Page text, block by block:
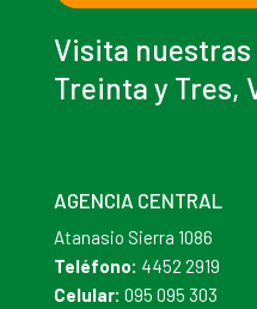
Visita nuestras
Treinta y Tres,
AGENCIA CENTRAL
Atanasio Sierra 1086
Teléfono: 4452 2919
Celular: 095 095 303